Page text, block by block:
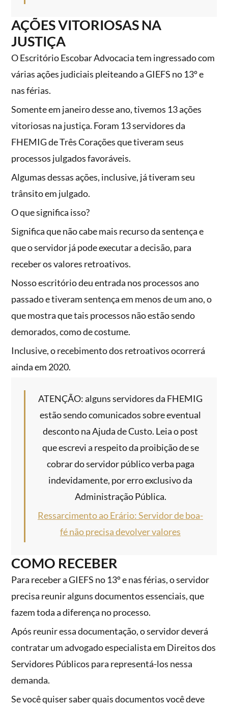
AÇÕES VITORIOSAS NA
JUSTIÇA
O Escritório Escobar Advocacia tem ingressado com
várias ações judiciais pleiteando a GIEFS no 13º e
nas férias.
Somente em janeiro desse ano, tivemos 13 ações
vitoriosas na justiça. Foram 13 servidores da
FHEMIG de Três Corações que tiveram seus
processos julgados favoráveis.
Algumas dessas ações, inclusive, já tiveram seu
trânsito em julgado.
O que significa isso?
Significa que não cabe mais recurso da sentença e
que o servidor já pode executar a decisão, para
receber os valores retroativos.
Nosso escritório deu entrada nos processos ano
passado e tiveram sentença em menos de um ano, o
que mostra que tais processos não estão sendo
demorados, como de costume.
Inclusive, o recebimento dos retroativos ocorrerá
ainda em 2020.
ATENÇÃO: alguns servidores da FHEMIG
estão sendo comunicados sobre eventual
desconto na Ajuda de Custo. Leia o post
que escrevi a respeito da proibição de se
cobrar do servidor público verba paga
indevidamente, por erro exclusivo da
Administração Pública.
Ressarcimento ao Erário: Servidor de boa-
fé não precisa devolver valores
COMO RECEBER
Para receber a GIEFS no 13º e nas férias, o servidor
precisa reunir alguns documentos essenciais, que
fazem toda a diferença no processo.
Após reunir essa documentação, o servidor deverá
contratar um advogado especialista em Direitos dos
Servidores Públicos para representá-los nessa
demanda.
Se você quiser saber quais documentos você deve